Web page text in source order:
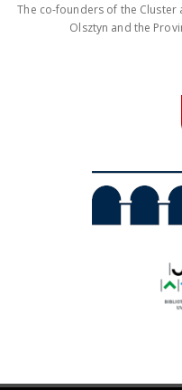
The co-founders of the Cluster
Olsztyn and the